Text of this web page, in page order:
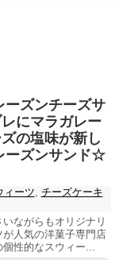
ズンチーズサ
にマラガレー
の塩味が新し
ーズンサンド☆
ィーツ, チーズケーキ
ながらもオリジナリ
人気の洋菓子専門店
性的なスウィー...